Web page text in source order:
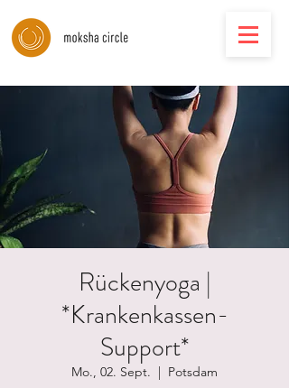
Rückenyoga |
*Krankenkassen-
Support*
Mo., 02. Sept.
  |
Potsdam